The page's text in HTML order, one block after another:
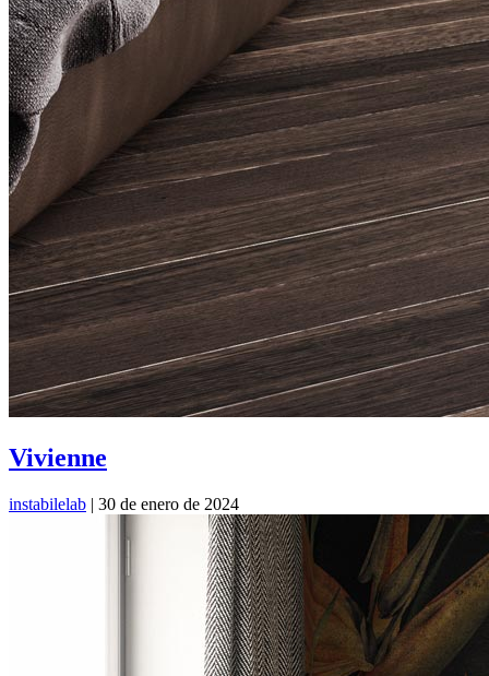
Vivienne
instabilelab | 30 de enero de 2024